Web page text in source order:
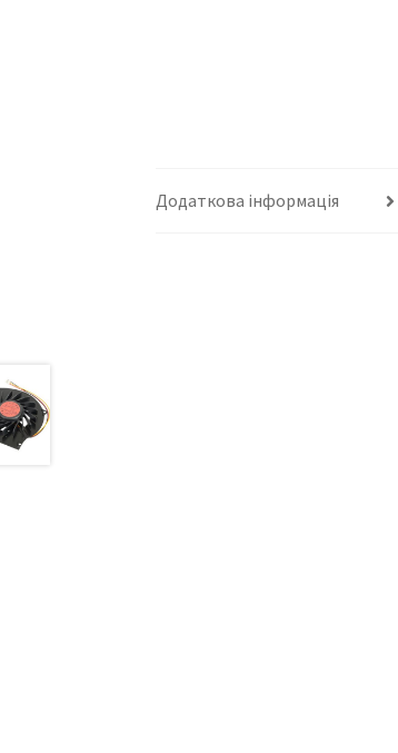
Додаткова інформація